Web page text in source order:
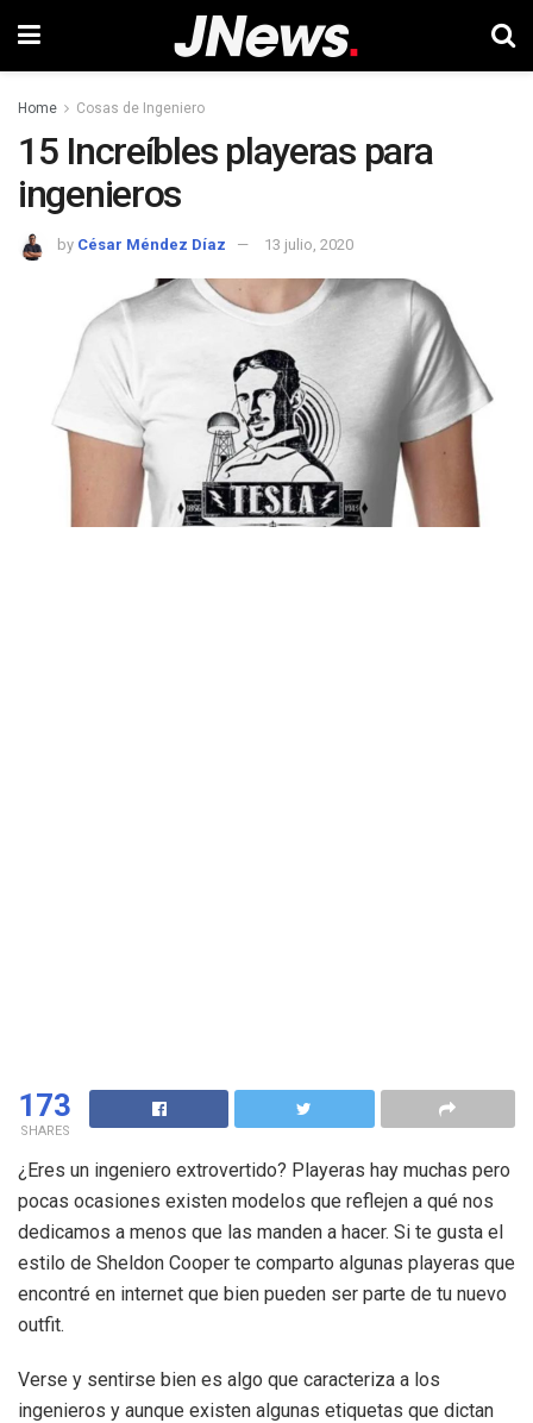
Home Cosas de Ingeniero
15 Increíbles playeras para
ingenieros
by César Méndez Díaz 13 julio, 2020
173
SHARES
¿Eres un ingeniero extrovertido? Playeras hay muchas pero
pocas ocasiones existen modelos que reflejen a qué nos
dedicamos a menos que las manden a hacer. Si te gusta el
estilo de Sheldon Cooper te comparto algunas playeras que
encontré en internet que bien pueden ser parte de tu nuevo
outfit.
Verse y sentirse bien es algo que caracteriza a los
ingenieros y aunque existen algunas etiquetas que dictan